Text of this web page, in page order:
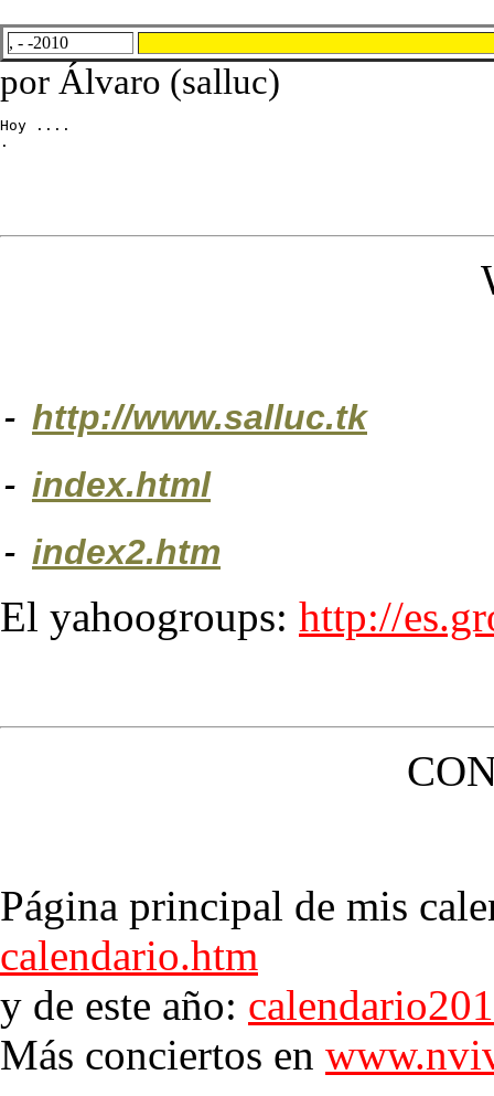
, - -2010
por Álvaro (salluc)
Hoy ....
.
- http://www.salluc.tk
- index.html
- index2.htm
El yahoogroups: http://
Página principal de mis
calendario.htm
y de este año:
Más conciertos en